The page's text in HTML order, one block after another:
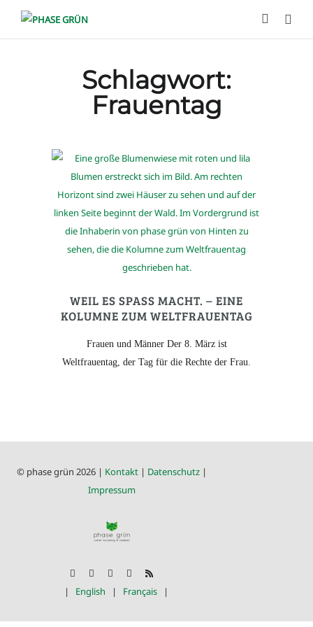
Schlagwort:
Frauentag
WEIL ES SPASS MACHT. – EINE K
OLUMNE ZUM WELTFRAUENTAG
Frauen und Männer Der 8. März ist
Weltfrauentag, der Tag für die Rechte der Frau.
© phase grün 2026 | Kontakt | Datenschutz |
Impressum
| English | Français|